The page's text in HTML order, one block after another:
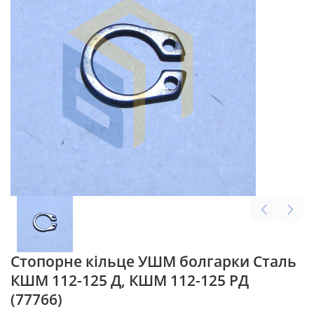
Стопорне кільце УШМ болгарки Сталь
КШМ 112-125 Д, КШМ 112-125 РД
(77766)